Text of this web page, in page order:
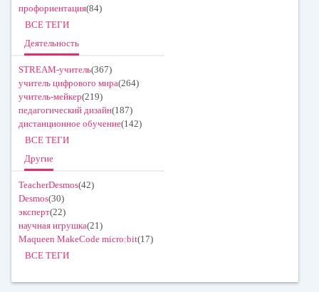
профориентация(84)
ВСЕ ТЕГИ
Деятельность
STREAM-учитель(367)
учитель цифрового мира(264)
учитель-мейкер(219)
педагогический дизайн(187)
дистанционное обучение(142)
ВСЕ ТЕГИ
Другие
TeacherDesmos(42)
Desmos(30)
эксперт(22)
научная игрушка(21)
Maqueen MakeCode micro:bit(17)
ВСЕ ТЕГИ